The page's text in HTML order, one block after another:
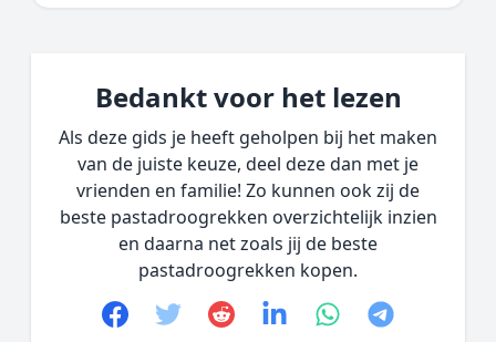
Bedankt voor het lezen
Als deze gids je heeft geholpen bij het maken
van de juiste keuze, deel deze dan met je
vrienden en familie! Zo kunnen ook zij de
beste pastadroogrekken overzichtelijk inzien
en daarna net zoals jij de beste
pastadroogrekken kopen.
Facebook
TwitterRedditlinkedinwhatsapp
telegram